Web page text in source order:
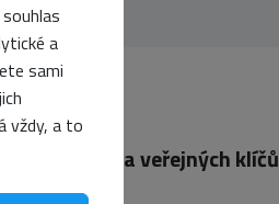
a
sami
vždy, a to
veřejných klíčů